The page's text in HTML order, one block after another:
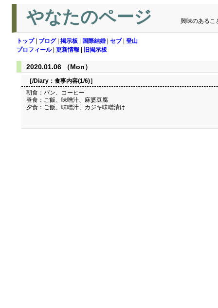
やなたのページ 興味のあるこ
トップ| ブログ| 掲示板 国際結婚 セブ| 登山
プロフィール| 更新情報 旧掲示板
2020.01.06 （Mon）
［/Diary： 食事内容(1/6)］
朝食：パン、コーヒー
昼食：ご飯、味噌汁、麻婆豆腐
夕食：ご飯、味噌汁、カジキ味噌漬け